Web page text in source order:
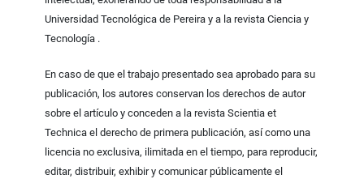
Universidad Tecnológica de Pereira y a la revista Ciencia y
Tecnología .
En caso de que el trabajo presentado sea aprobado para su
publicación, los autores conservan los derechos de autor
sobre el artículo y conceden a la revista Scientia et
Technica el derecho de primera publicación, así como una
licencia no exclusiva, ilimitada en el tiempo, para reproducir,
editar, distribuir, exhibir y comunicar públicamente el